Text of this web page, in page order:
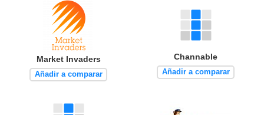
Market Invaders
Añadir a comparar
Channable
Añadir a comparar